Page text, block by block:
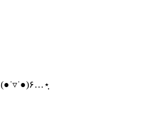
在下北泽度過無聊的每一天٩(●˙▿˙●)۶…⋆ฺ